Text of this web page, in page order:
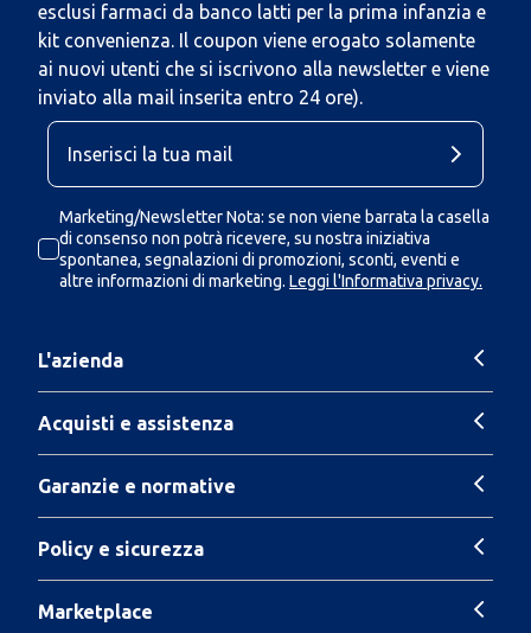
esclusi farmaci da banco latti per la prima infanzia e
kit convenienza. Il coupon viene erogato solamente
ai nuovi utenti che si iscrivono alla newsletter e viene
inviato alla mail inserita entro 24 ore).
Marketing/Newsletter Nota: se non viene barrata la casella
di consenso non potrà ricevere, su nostra iniziativa
spontanea, segnalazioni di promozioni, sconti, eventi e
altre informazioni di marketing. Leggi l'Informativa privacy.
L'azienda
Acquisti e assistenza
Garanzie e normative
Policy e sicurezza
Marketplace